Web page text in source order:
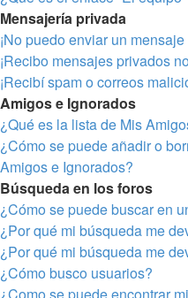
Mensajería privada
¡No puedo enviar un
¡Recibo mensajes privados
¡Recibí spam o correos
Amigos e Ignorados
¿Qué es la lista de Mis
¿Cómo se puede añadir o
Amigos e Ignorados?
Búsqueda en los foros
¿Cómo se puede buscar en
¿Por qué mi búsqueda me
¿Por qué mi búsqueda me
¿Cómo busco usuarios?